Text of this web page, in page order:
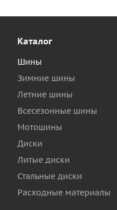
Каталог
Шины
Зимние шины
Летние шины
Всесезонные шины
Мотошины
Диски
Литые диски
Стальные диски
Расходные материалы